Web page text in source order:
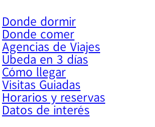
Donde dormir
Donde comer
Agencias de Viajes
Úbeda en 3 días
Cómo llegar
Visitas Guiadas
Horarios y reservas
Datos de interés